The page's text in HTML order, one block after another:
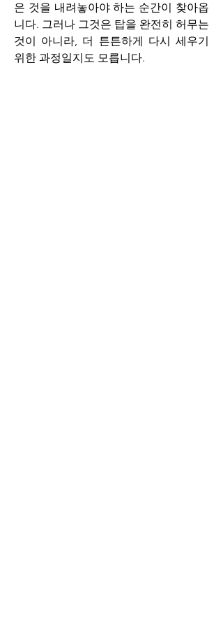
은 것을 내려놓아야 하는 순간이 찾아옵
니다. 그러나 그것은 탑을 완전히 허무는
것이 아니라, 더 튼튼하게 다시 세우기
위한 과정일지도 모릅니다.